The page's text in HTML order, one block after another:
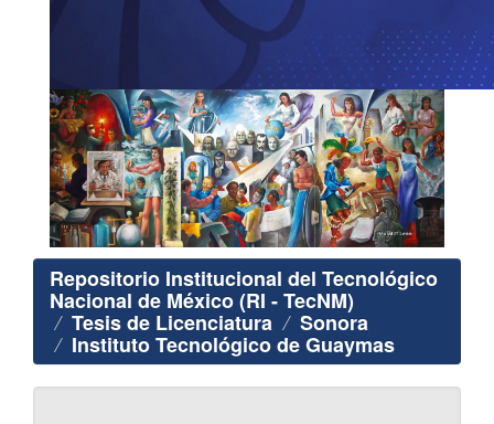
Repositorio Institucional del Tecnológico
Nacional de México (RI - TecNM)
Tesis de Licenciatura Sonora
Instituto Tecnológico de Guaymas